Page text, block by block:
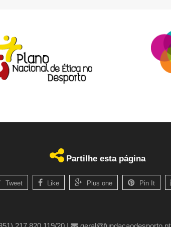
Partilhe esta página
Tweet Like Plus one Pin It